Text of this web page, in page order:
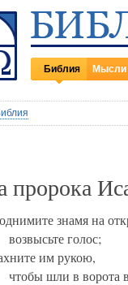
Библия Мысли
пророка
знамя на
возвысьте голос;
им рукою,
чтобы шли в ворота